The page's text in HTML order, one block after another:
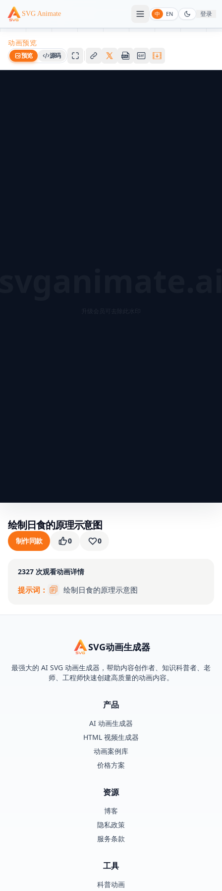
SVG Animate 中 EN 登录
动画预览
预览 源码
升级会员可去除此水印
绘制日食的原理示意图
制作同款 0 0
2327 次观看动画详情
提示词： 绘制日食的原理示意图
SVG动画生成器
最强大的 AI SVG 动画生成器，帮助内容创作者、知识科普者、老
师、工程师快速创建高质量的动画内容。
产品
AI 动画生成器
HTML 视频生成器
动画案例库
价格方案
资源
博客
隐私政策
服务条款
工具
科普动画